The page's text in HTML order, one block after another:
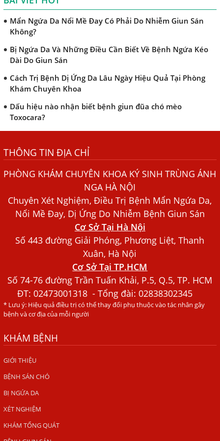
Mẩn Ngứa Da Nổi Mề Đay Có Phải Do Nhiễm Giun Sán
Bị Ngứa Da Và Những Điều Cần Biết Về Bệnh Ngứa Kéo
Cách Trị Bệnh Dị Ứng Da Lâu Ngày Hiệu Quả Tại Phòng
Khám Chuyên Khoa
Dấu hiệu nào nhận biết bệnh giun đũa chó mèo
Những điều cần biết về bệnh giun đũa chó mèo
Sán
Chó Trong Máu
Bác sĩ Nguyễn Ngọc Ánh Phòng Khám Ánh Nga Đề Tài
Nghiên Cứu Khoa
Xét Nghiệm Giun Sán Gồm Những Loại Nào? Chi Phí Bao
Người Đàn Ông Phát Ban Mẩn Đỏ Khắp Người, Sau Ba
Tháng Mới Tìm Ra Nguyên Nhân
Đau Mắt Đỏ, Nguyên Nhân Và Cách Điều Trị
HÀ NỘI – PHÁT BAN MẨN ĐỎ KHẮP NGƯỜI, ĐI KHÁM
PHÁT HIỆN NHIỄM KÝ SINH TRÙNG
TỔNG QUAN VỀ KÉM HẤP THU THỨC ĂN
HÀ NỘI – NHIỄM BA LOẠI KÝ SINH TRÙNG DO THÓI QUEN
ĂN MỘT MÓN ĂN SÁNG
ẤU TRÙNG SÁN CHÓ DI CHUYỂN QUA DA GÂY NGỨA
VIÊM DA ĐỒNG TIỀN
Tại sao khám bệnh viện da liễu nhiều năm không hết
THÔNG TIN ĐỊA CHỈ
PHÒNG KHÁM CHUYÊN KHOA KÝ SINH TRÙNG ÁNH
NGA HÀ NỘI
Chuyên Xét Nghiệm, Điều Trị Bệnh Mẩn Ngứa Da,
Nổi Mề Đay, Dị Ứng Do Nhiễm Bệnh Giun Sán
Cơ Sở Tại Hà Nội
Số 443 đường Giải Phóng, Phương Liệt, Thanh
Xuân, Hà Nội
Cơ Sở Tại TP.HCM
Số 74-76 đường Trần Tuấn Khải, P.5, Q.5, TP. HCM
ĐT:02473001318 - Tổng đài: 02838302345
* Lưu ý: Hiệu quả điều trị có thể thay đổi phụ thuộc vào tác nhân gây
bệnh và cơ địa của mỗi người
KHÁM BỆNH
GIỚI THIỆU
BỆNH SÁN CHÓ
BỊ NGỨA DA
XÉT NGHIỆM
KHÁM TỔNG QUÁT